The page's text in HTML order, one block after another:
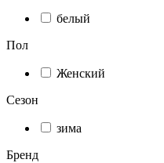
белый
Пол
Женский
Сезон
зима
Бренд